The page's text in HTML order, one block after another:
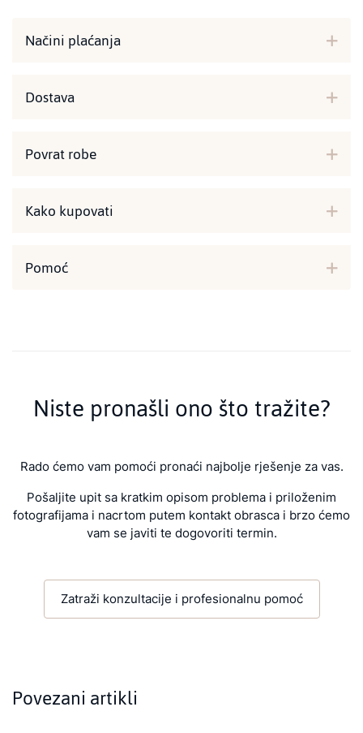
Načini plaćanja
Dostava
Povrat robe
Kako kupovati
Pomoć
Niste pronašli ono što tražite?
Rado ćemo vam pomoći pronaći najbolje rješenje za vas.
Pošaljite upit sa kratkim opisom problema i priloženim
fotografijama i nacrtom putem kontakt obrasca i brzo ćemo
vam se javiti te dogovoriti termin.
Zatraži konzultacije i profesionalnu pomoć
Povezani artikli